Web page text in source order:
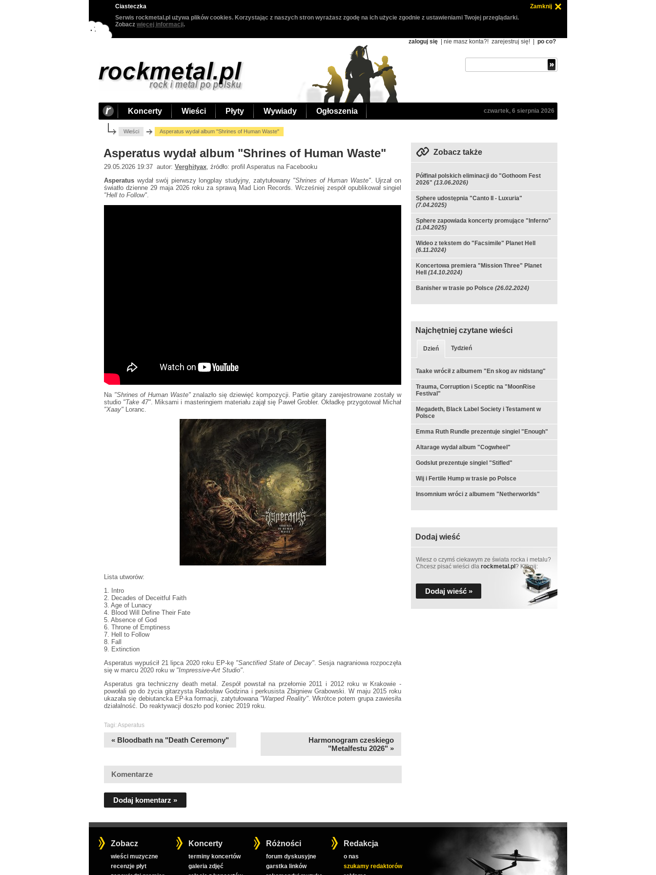
Ciasteczka
Zamknij
Serwis rockmetal.pl używa plików cookies. Korzystając z naszych stron wyrażasz zgodę na ich użycie zgodnie z ustawieniami Twojej przeglądarki.
Zobacz więcej informacji.
zaloguj się | nie masz konta?! zarejestruj się! po co?
Koncerty Wieści Płyty Wywiady Ogłoszenia czwartek, 6 sierpnia 2026
Wieści Asperatus wydał album "Shrines of Human Waste"
Asperatus wydał album "Shrines of Human Waste"
29.05.2026 19:37 autor: Verghityax , źródło: profil Asperatus na Facebooku
Asperatus wydał swój pierwszy longplay studyjny, zatytułowany"Shrines of Human Waste". Ujrzał on
światło dzienne 29 maja 2026 roku za sprawą Mad Lion Records. Wcześniej zespół opublikował singiel
"Hell to Follow"
Na "Shrines of Human Waste"znalazło się dziewięć kompozycji. Partie gitary zarejestrowane zostały w
studio "Take 47". Miksami i masteringiem materiału zajął się Paweł Grobler. Okładkę przygotował Michał
"Xaay" Loranc.
Lista utworów:
1. Intro
2. Decades of Deceitful Faith
3. Age of Lunacy
4. Blood Will Define Their Fate
5. Absence of God
6. Throne of Emptiness
7. Hell to Follow
8. Fall
9. Extinction
Asperatus wypuścił 21 lipca 2020 roku EP-kę "Sanctified State of Decay". Sesja nagraniowa rozpoczęła
się w marcu 2020 roku w "Impressive-Art Studio".
Asperatus gra techniczny death metal. Zespół powstał na przełomie 2011 i 2012 roku w Krakowie -
powołali go do życia gitarzysta Radosław Godzina i perkusista Zbigniew Grabowski. W maju 2015 roku
ukazała się debiutancka EP-ka formacji, zatytułowana "Warped Reality". Wkrótce potem grupa zawiesiła
działalność. Do reaktywacji doszło pod koniec 2019 roku.
Tagi: Asperatus
« Bloodbath na "Death Ceremony"
Harmonogram czeskiego
"Metalfestu 2026" »
Komentarze
Dodaj komentarz »
Zobacz także
Półfinał polskich eliminacji do "Gothoom Fest
2026" (13.06.2026)
Sphere udostępnia "Canto II - Luxuria"
(7.04.2025)
Sphere zapowiada koncerty promujące "Inferno"
(1.04.2025)
Wideo z tekstem do "Facsimile" Planet Hell
(6.11.2024)
Koncertowa premiera "Mission Three" Planet
Hell
(14.10.2024)
Banisher w trasie po Polsce (26.02.2024)
Najchętniej czytane wieści
Dzień Tydzień
Taake wrócił z albumem "En skog av nidstang"
Trauma, Corruption i Sceptic na "MoonRise
Festival"
Megadeth, Black Label Society i Testament w
Polsce
Emma Ruth Rundle prezentuje singiel "Enough"
Altarage wydał album "Cogwheel"
Godslut prezentuje singiel "Stifled"
Wij i Fertile Hump w trasie po Polsce
Insomnium wróci z albumem "Netherworlds"
Dodaj wieść
Wiesz o czymś ciekawym ze świata rocka i metalu?
Chcesz pisać wieści dla rockmetal.pl ? Kliknij:
Dodaj wieść »
Zobacz
wieści muzyczne
recenzje płyt
Koncerty
terminy koncertów
galeria zdjęć
Różności
forum dyskusyjne
garstka linków
Redakcja
o nas
szukamy redaktorów